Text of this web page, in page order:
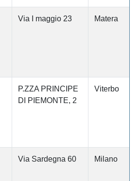
Via I maggio 23 Matera
P.ZZA PRINCIPE
DI PIEMONTE, 2
Viterbo
Via Sardegna 60 Milano